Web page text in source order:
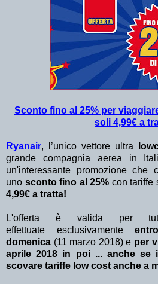
Sconto fino al 25% per
soli 4,99€ a
Ryanair, l’unico vettore ultra
grande compagnia aerea in
un'interessante promozione che
uno sconto fino al 25% con tariffe
4,99€ a tratta!
L'offerta è valida per
effettuate esclusivamente
domenica (11 marzo 2018) e per
aprile 2018 in poi ... anche se
scovare tariffe low cost anche a